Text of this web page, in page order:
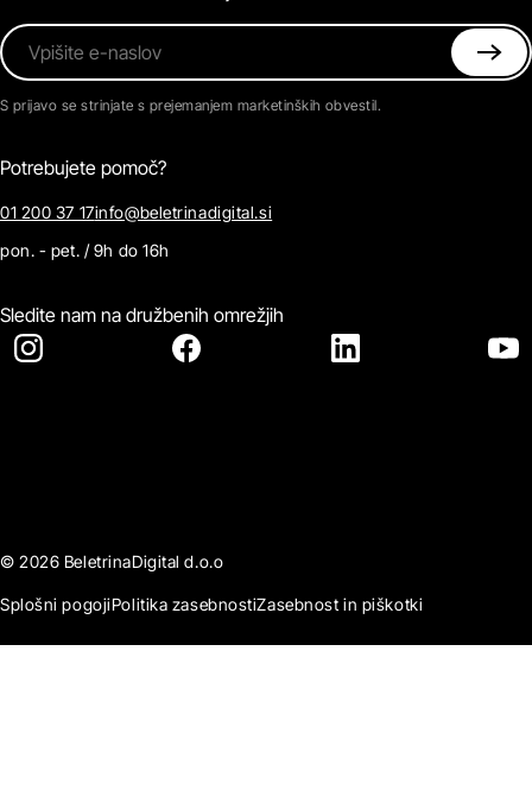
Vpišite e-naslov
S prijavo se strinjate s prejemanjem marketinških obvestil.
Potrebujete pomoč?
01 200 37 17info@beletrinadigital.si
pon. - pet. / 9h do 16h
Sledite nam na družbenih omrežjih
© 2026 BeletrinaDigital d.o.o
Splošni pogojiPolitika zasebnostiZasebnost in piškotki